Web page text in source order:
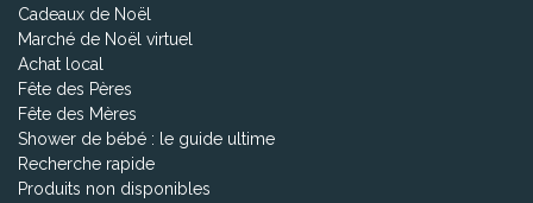
Cadeaux de Noël
Marché de Noël virtuel
Achat local
Fête des Pères
Fête des Mères
Shower de bébé : le guide ultime
Recherche rapide
Produits non disponibles